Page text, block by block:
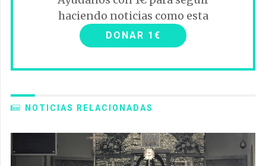
haciendo noticias como esta
DONAR 1€
NOTICIAS RELACIONADAS